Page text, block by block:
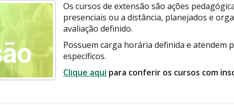
Os cursos de extensão são ações
presenciais ou a distância, planejados e
avaliação definido.
Possuem carga horária definida e atendem
específicos.
Clique aqui para conferir os cursos com